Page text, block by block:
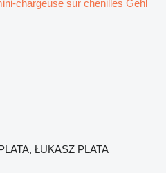
chargeuse sur chenilles Gehl
ŁUKASZ PLATA